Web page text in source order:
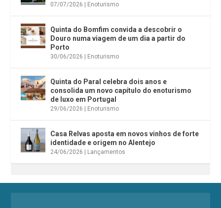
07/07/2026 Enoturismo
Quinta do Bomfim convida a descobrir o
Douro numa viagem de um dia a partir do
Porto
30/06/2026 Enoturismo
Quinta do Paral celebra dois anos e
consolida um novo capítulo do enoturismo
de luxo em Portugal
29/06/2026 Enoturismo
Casa Relvas aposta em novos vinhos de forte
identidade e origem no Alentejo
24/06/2026 Lançamentos